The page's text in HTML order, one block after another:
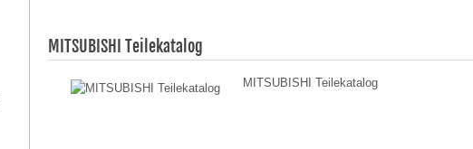
Barkas B1000
MITSUBISHI Teilekatalog
MITSUBISHI Teilekatalog